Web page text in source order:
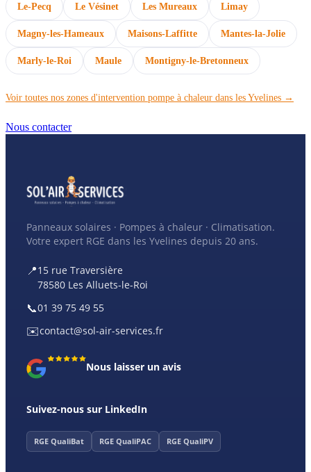
Le-Pecq Le Vésinet Les Mureaux Limay
Magny-les-Hameaux Maisons-Laffitte Mantes-la-Jolie
Marly-le-Roi Maule Montigny-le-Bretonneux
Voir toutes nos zones d'intervention pompe à chaleur dans les Yvelines →
Nous contacter
Panneaux solaires · Pompes à chaleur · Climatisation.
Votre expert RGE dans les Yvelines depuis 20 ans.
📍15 rue Traversière
78580 Les Alluets-le-Roi
📞01 39 75 49 55
✉️contact@sol-air-services.fr
Nous laisser un avis
Suivez-nous sur LinkedIn
RGE QualiBat RGE QualiPAC RGE QualiPV